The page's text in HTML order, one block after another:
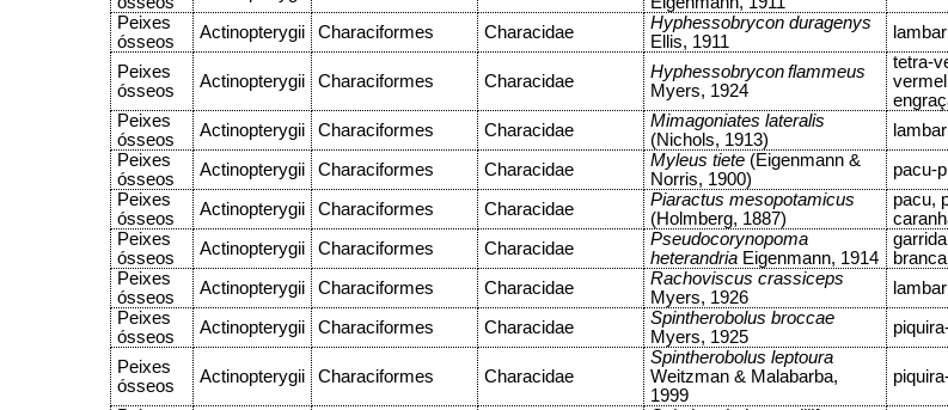
Peixes
ósseos
Actinopterygii Characiformes Characidae
Hyphessobrycon duragenys
Ellis, 1911
Peixes
ósseos
Actinopterygii Characiformes Characidae Hyphessobrycon flammeus
Myers, 1924
tetra-
Peixes
ósseos
Actinopterygii Characiformes Characidae
Mimagoniates lateralis
(Nichols, 1913)
Peixes
ósseos
Actinopterygii Characiformes Characidae Myleus tiete (Eigenmann &
Norris, 1900)
pacu-
Peixes
ósseos
Actinopterygii Characiformes Characidae
Piaractus mesopotamicus
(Holmberg, 1887)
pacu,
Peixes
ósseos
Actinopterygii Characiformes Characidae
Pseudocorynopoma
heterandriaEigenmann, 1914
branca
Peixes
ósseos
Actinopterygii Characiformes Characidae
Rachoviscus crassiceps
Myers, 1926
Peixes
ósseos
Actinopterygii Characiformes Characidae
Spintherobolus broccae
Myers, 1925
Peixes
ósseos
Actinopterygii Characiformes Characidae
Spintherobolus leptoura
Weitzman & Malabarba,
1999